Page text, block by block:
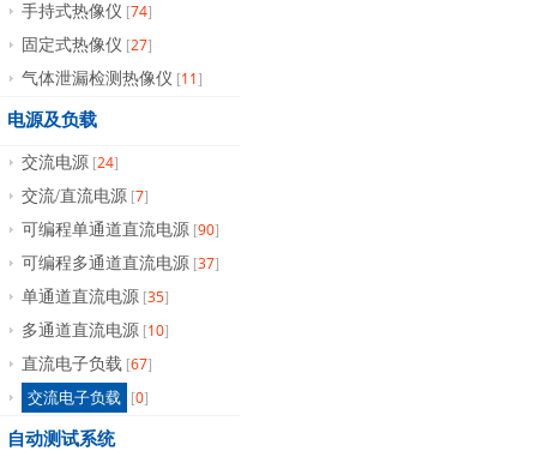
手持式热像仪 [74]
固定式热像仪 [27]
气体泄漏检测热像仪 [11]
电源及负载
交流电源 [24]
交流/直流电源 [7]
可编程单通道直流电源 [90]
可编程多通道直流电源 [37]
单通道直流电源 [35]
多通道直流电源 [10]
直流电子负载 [67]
交流电子负载 [0]
自动测试系统